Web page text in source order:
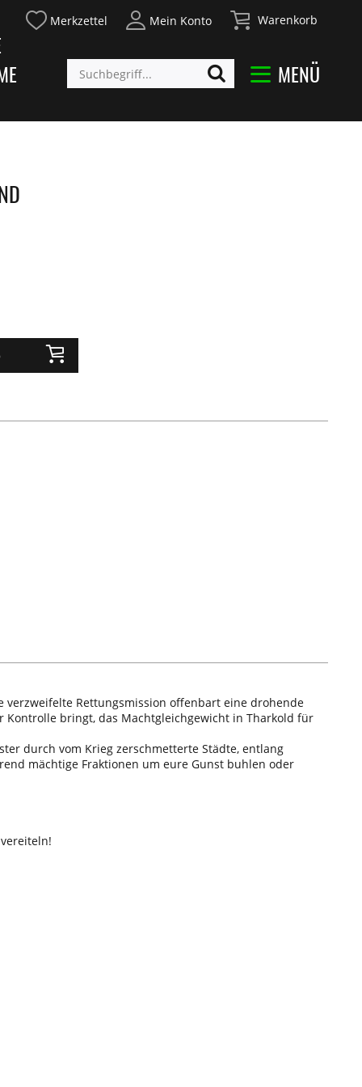
Merkzettel Mein Konto Warenkorb
MENÜ
Rettungsmission offenbart eine drohende
Kontrolle bringt, das Machtgleichgewicht in Tharkold für
durch vom Krieg zerschmetterte Städte, entlang
mächtige Fraktionen um eure Gunst buhlen oder